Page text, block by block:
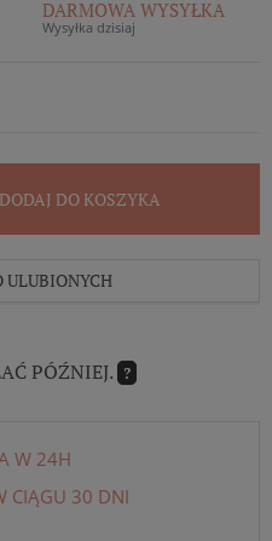
DARMOWA WYSYŁKA
Wysyłka dzisiaj
DODAJ DO KOSZYKA
ULUBIONYCH
PÓŹNIEJ. ?
W 24H
CIĄGU 30 DNI